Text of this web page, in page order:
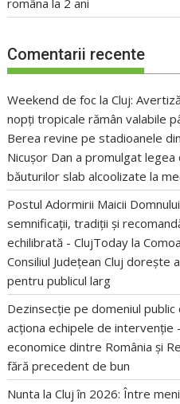
Comentarii recente
Weekend de foc la Cluj:
nopți tropicale rămân valabile
Berea revine pe stadioanele
Nicușor Dan a promulgat
băuturilor slab alcoolizate la
Postul Adormirii Maicii
semnificații, tradiții și
echilibrată - ClujToday la
Consiliul Județean Cluj dorește
pentru publicul larg
Dezinsecție pe domeniul public
acționa echipele de intervenție
economice dintre România și
fără precedent de bun
Nunta la Cluj în 2026: Între